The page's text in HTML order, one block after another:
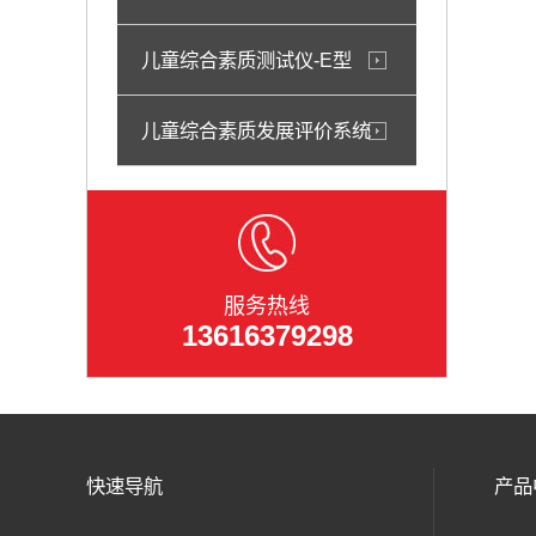
儿童综合素质测试仪-E型
儿童综合素质发展评价系统
服务热线
13616379298
快速导航 产